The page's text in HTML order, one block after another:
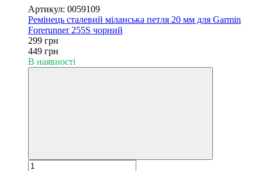
Артикул: 0059109
Ремінець сталевий міланська петля 20 мм для Garmin
Forerunner 255S чорний
299 грн
449 грн
В наявності